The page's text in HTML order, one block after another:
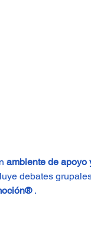
ambiente de apoyo
debates
.